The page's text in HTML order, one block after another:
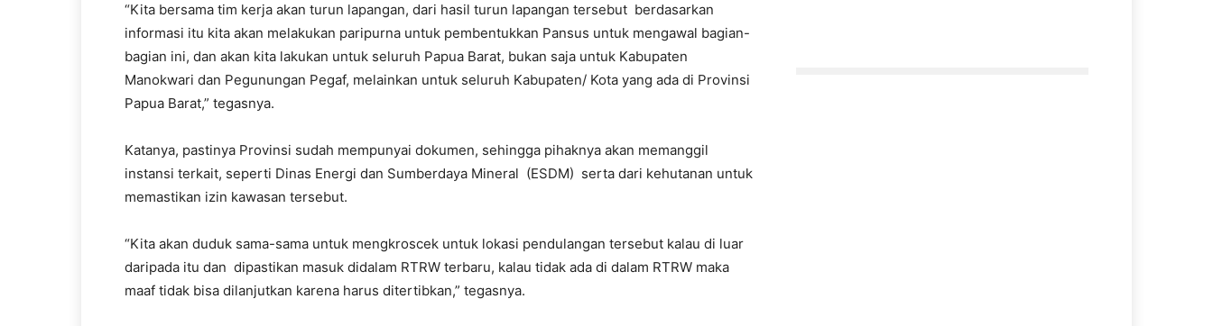
“Kita bersama tim kerja akan turun lapangan, dari hasil turun lapangan tersebut berdasarkan
informasi itu kita akan melakukan paripurna untuk pembentukkan Pansus untuk mengawal bagian-
bagian ini, dan akan kita lakukan untuk seluruh Papua Barat, bukan saja untuk Kabupaten
Manokwari dan Pegunungan Pegaf, melainkan untuk seluruh Kabupaten/ Kota yang ada di Provinsi
Papua Barat,” tegasnya.
Katanya, pastinya Provinsi sudah mempunyai dokumen, sehingga pihaknya akan memanggil
instansi terkait, seperti Dinas Energi dan Sumberdaya Mineral (ESDM) serta dari kehutanan untuk
memastikan izin kawasan tersebut.
“Kita akan duduk sama-sama untuk mengkroscek untuk lokasi pendulangan tersebut kalau di luar
daripada itu dan dipastikan masuk didalam RTRW terbaru, kalau tidak ada di dalam RTRW maka
maaf tidak bisa dilanjutkan karena harus ditertibkan,” tegasnya.